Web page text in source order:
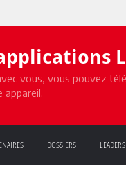
vous, vous pouvez
appareil.
DOSSIERS